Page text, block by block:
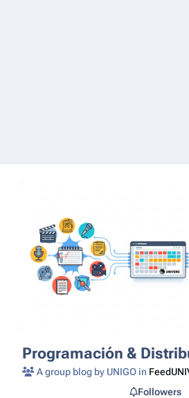
Programación &
A group blog by UNIGO in
Followers